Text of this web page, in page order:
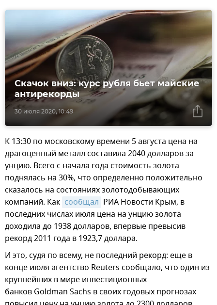
30 июля 2020, 10:49
Скачок вниз: курс рубля бьет майские
антирекорды
К 13:30 по московскому времени 5 августа цена на
драгоценный металл составила 2040 долларов за
унцию. Всего с начала года стоимость золота
поднялась на 30%, что определенно положительно
сказалось на состояниях золотодобывающих
компаний. Как сообщал РИА Новости Крым, в
последних числах июля цена на унцию золота
доходила до 1938 долларов, впервые превысив
рекорд 2011 года в 1923,7 доллара.
И это, судя по всему, не последний рекорд: еще в
конце июля агентство Reuters сообщало, что один из
крупнейших в мире инвестиционных
банков Goldman Sachs в своих годовых прогнозах